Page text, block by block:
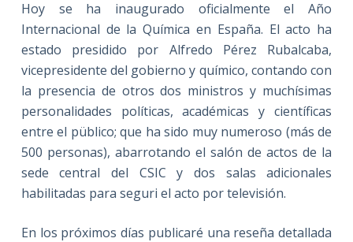
Hoy se ha inaugurado oficialmente el Año
Internacional de la Química en España. El acto ha
estado presidido por Alfredo Pérez Rubalcaba,
vicepresidente del gobierno y químico, contando con
la presencia de otros dos ministros y muchísimas
personalidades políticas, académicas y científicas
entre el püblico; que ha sido muy numeroso (más de
500 personas), abarrotando el salón de actos de la
sede central del CSIC y dos salas adicionales
habilitadas para seguri el acto por televisión.
En los próximos días publicaré una reseña detallada